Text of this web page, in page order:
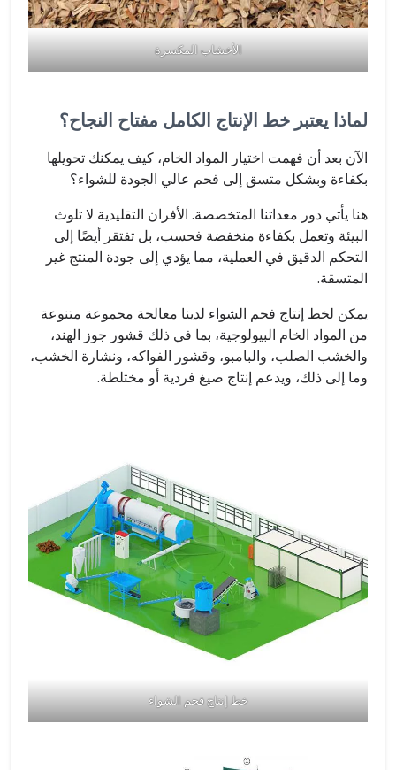
الأخشاب المكسرة
لماذا يعتبر خط الإنتاج الكامل مفتاح النجاح؟
الآن بعد أن فهمت اختيار المواد الخام، كيف يمكنك تحويلها
بكفاءة وبشكل متسق إلى فحم عالي الجودة للشواء؟
هنا يأتي دور معداتنا المتخصصة. الأفران التقليدية لا تلوث
البيئة وتعمل بكفاءة منخفضة فحسب، بل تفتقر أيضًا إلى
التحكم الدقيق في العملية، مما يؤدي إلى جودة المنتج غير
المتسقة.
يمكن لخط إنتاج فحم الشواء لدينا معالجة مجموعة متنوعة
من المواد الخام البيولوجية، بما في ذلك قشور جوز الهند،
والخشب الصلب، والبامبو، وقشور الفواكه، ونشارة الخشب،
وما إلى ذلك، ويدعم إنتاج صيغ فردية أو مختلطة.
خط إنتاج فحم الشواء